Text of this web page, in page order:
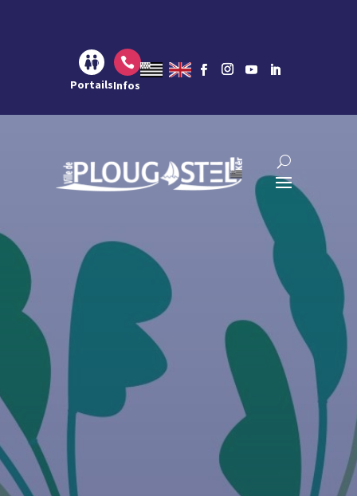
Aller à la recherche
Portails

Infos